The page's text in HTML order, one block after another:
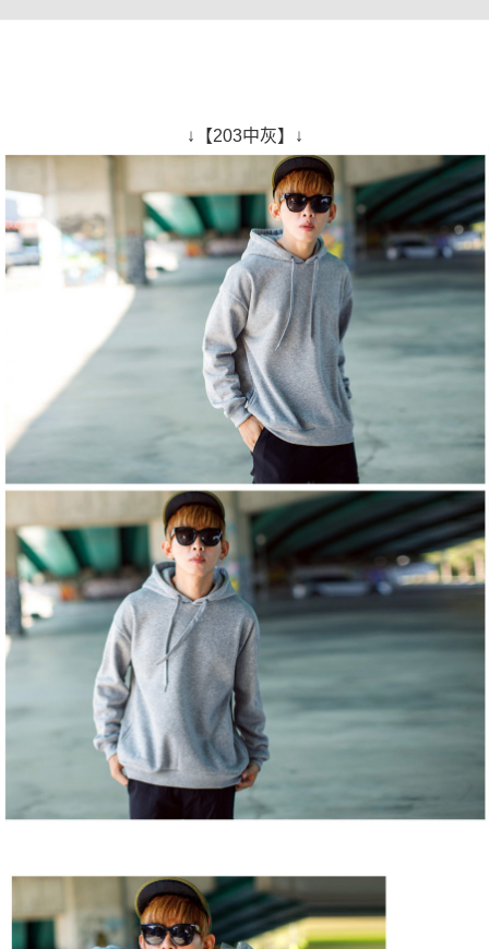
↓【203中灰】↓